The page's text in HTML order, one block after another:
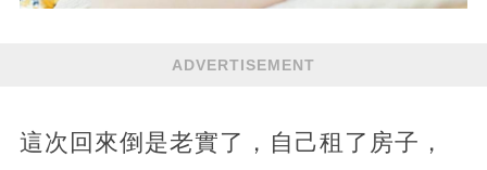
ADVERTISEMENT
這次回來倒是老實了，自己租了房子，